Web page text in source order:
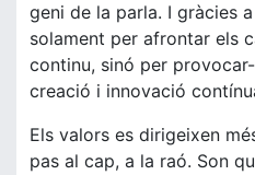
geni de la parla. I gràcies
solament per afrontar els
continu, sinó per
creació i innovació
Els valors es dirigeixen
pas al cap, a la raó. Son